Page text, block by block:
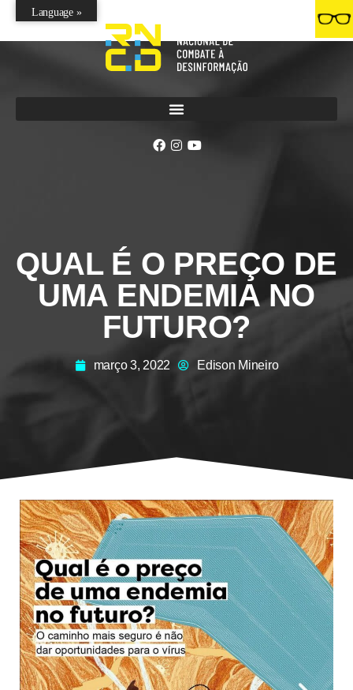
QUAL É O PREÇO DE
UMA ENDEMIA NO
FUTURO?
março 3, 2022 Edison Mineiro
Language »